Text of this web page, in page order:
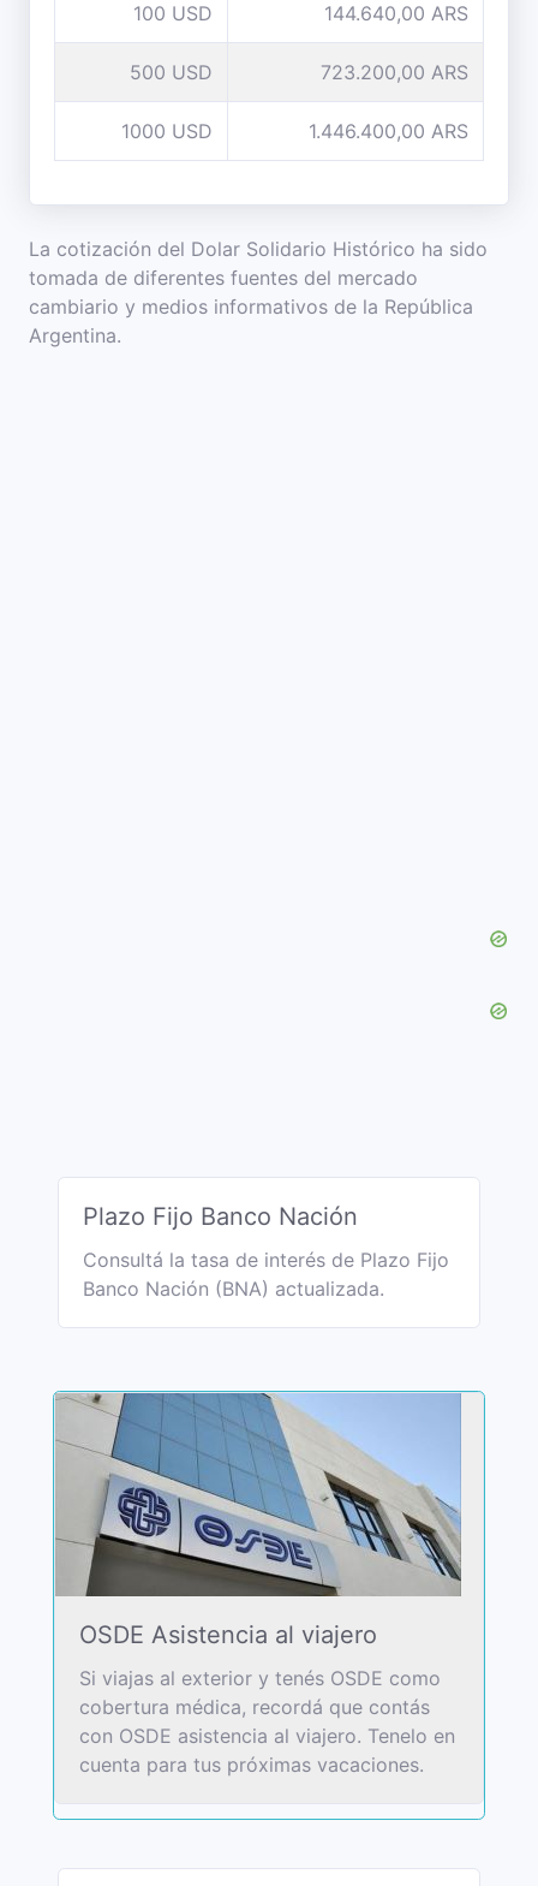
100 USD 144.640,00 ARS
500 USD 723.200,00 ARS
1000 USD 1.446.400,00 ARS
La cotización del Dolar Solidario Histórico ha sido
tomada de diferentes fuentes del mercado
cambiario y medios informativos de la República
Argentina.
Plazo Fijo Banco Nación
Consultá la tasa de interés de Plazo Fijo
Banco Nación (BNA) actualizada.
OSDE Asistencia al viajero
Si viajas al exterior y tenés OSDE como
cobertura médica, recordá que contás
con OSDE asistencia al viajero. Tenelo en
cuenta para tus próximas vacaciones.